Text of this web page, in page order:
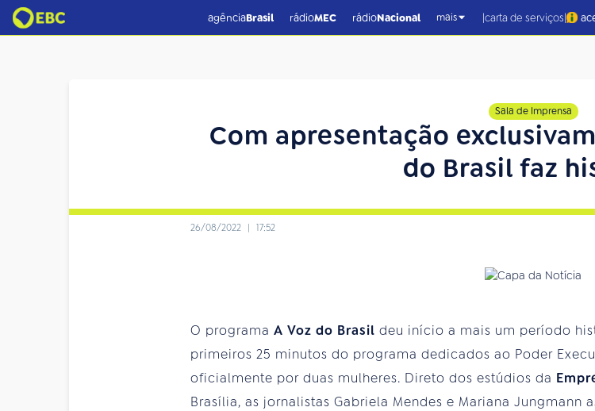
agênciaBrasil rádioMEC rádioNacional mais |carta de serviços|
Sala de Imprensa
Com apresentação
do Brasil faz
26/08/2022 | 17:52
O programa A Voz do Brasil deu início a mais um período
primeiros 25 minutos do programa dedicados ao Poder
oficialmente por duas mulheres. Direto dos estúdios da
Brasília, as jornalistas Gabriela Mendes e Mariana Jungmann